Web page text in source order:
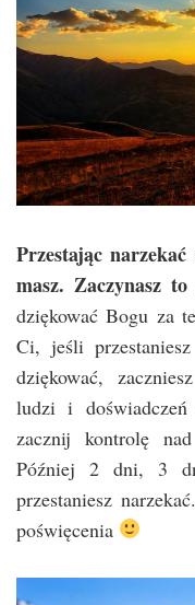
Przestając
masz. Zaczynasz to
dziękować Bogu za
Ci, jeśli
dziękować,
ludzi i
zacznij kontrolę
Później 2 dni, 3
przestaniesz
poświęcenia